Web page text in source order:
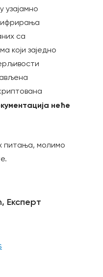
узајамно
са
који заједно
неће
питања, молимо
Експерт